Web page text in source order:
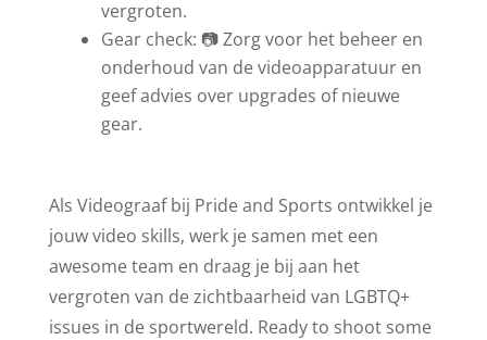
vergroten.
Gear check: 📷 Zorg voor het beheer en
onderhoud van de videoapparatuur en
geef advies over upgrades of nieuwe
gear.
Als Videograaf bij Pride and Sports ontwikkel je
jouw video skills, werk je samen met een
awesome team en draag je bij aan het
vergroten van de zichtbaarheid van LGBTQ+
issues in de sportwereld. Ready to shoot some